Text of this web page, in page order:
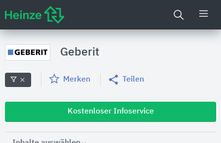
Geberit
Merken Teilen
Kostenloser Infoservice